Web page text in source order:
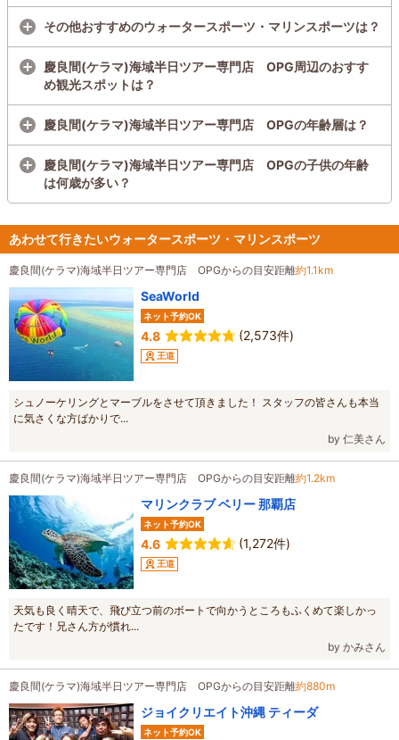
その他おすすめのウォータースポーツ・マリンスポーツは？
慶良間(ケラマ)海域半日ツアー専門店 OPG周辺のおすす
め観光スポットは？
慶良間(ケラマ)海域半日ツアー専門店 OPGの年齢層は？
慶良間(ケラマ)海域半日ツアー専門店 OPGの子供の年齢
は何歳が多い？
あわせて行きたいウォータースポーツ・マリンスポーツ
慶良間(ケラマ)海域半日ツアー専門店 OPGからの目安距離約1.1km
SeaWorld
ネット予約OK
4.8 (2,573件)
王道
シュノーケリングとマーブルをさせて頂きました！ スタッフの皆さんも本当
に気さくな方ばかりで...
by 仁美さん
慶良間(ケラマ)海域半日ツアー専門店 OPGからの目安距離約1.2km
マリンクラブ ベリー 那覇店
ネット予約OK
4.6 (1,272件)
王道
天気も良く晴天で、飛び立つ前のボートで向かうところもふくめて楽しかっ
たです！兄さん方が慣れ...
by かみさん
慶良間(ケラマ)海域半日ツアー専門店 OPGからの目安距離約880m
ジョイクリエイト沖縄 ティーダ
ネット予約OK